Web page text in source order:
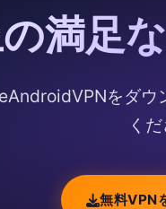
満足
をダウ
く
無料VPN